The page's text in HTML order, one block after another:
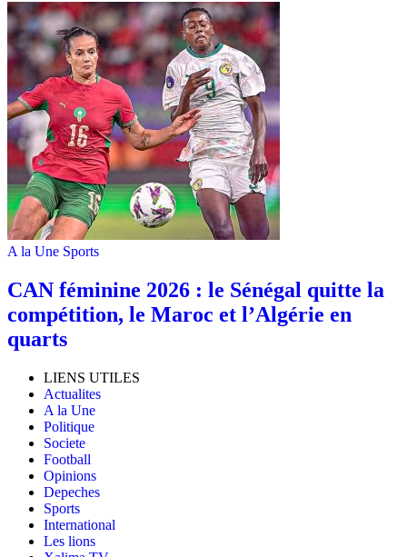
A la Une Sports
‎CAN féminine 2026 : le Sénégal quitte la
compétition, le Maroc et l’Algérie en
quarts
LIENS UTILES
Actualites
A la Une
Politique
Societe
Football
Opinions
Depeches
Sports
International
Les lions